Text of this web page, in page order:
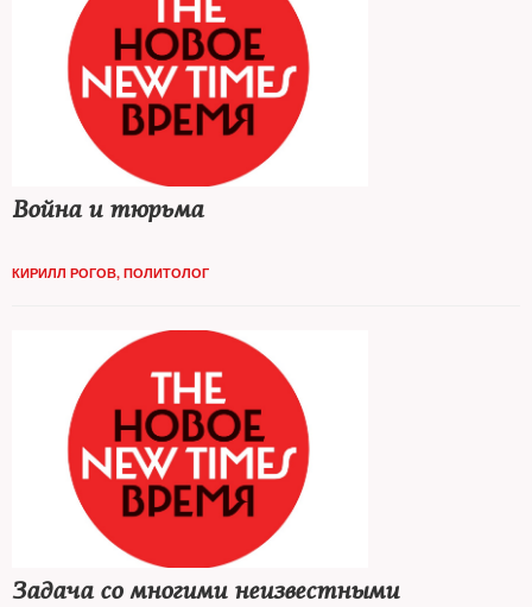
Война и тюрьма
КИРИЛЛ РОГОВ, ПОЛИТОЛОГ
Задача со многими неизвестными